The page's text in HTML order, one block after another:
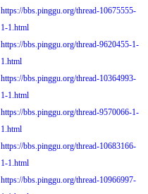
https://bbs.pinggu.org/thread-10675555-
1-1.html
https://bbs.pinggu.org/thread-9620455-1-
1.html
https://bbs.pinggu.org/thread-10364993-
1-1.html
https://bbs.pinggu.org/thread-9570066-1-
1.html
https://bbs.pinggu.org/thread-10683166-
1-1.html
https://bbs.pinggu.org/thread-10966997-